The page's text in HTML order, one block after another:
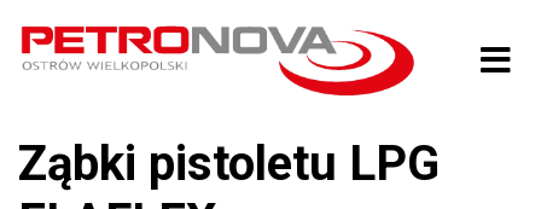
Ząbki pistoletu LPG